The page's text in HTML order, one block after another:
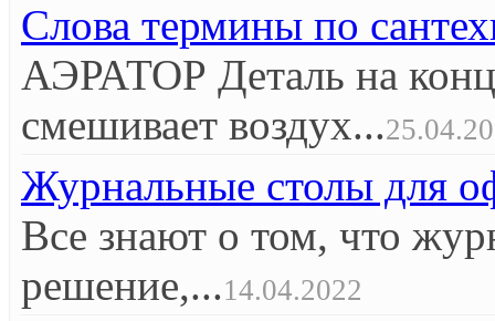
Слова термины по
АЭРАТОР Деталь на
смешивает воздух...
Журнальные столы для
Все знают о том, что
решение,...14.04.2022